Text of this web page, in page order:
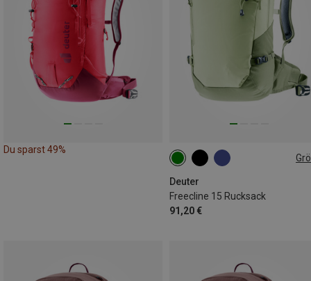
Du sparst 49%
Deuter
Freecline 15 Rucksack
91,20 €
15L